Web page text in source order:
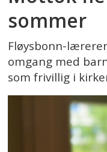
sommer
Fløysbonn-
omgang med
som frivillig i